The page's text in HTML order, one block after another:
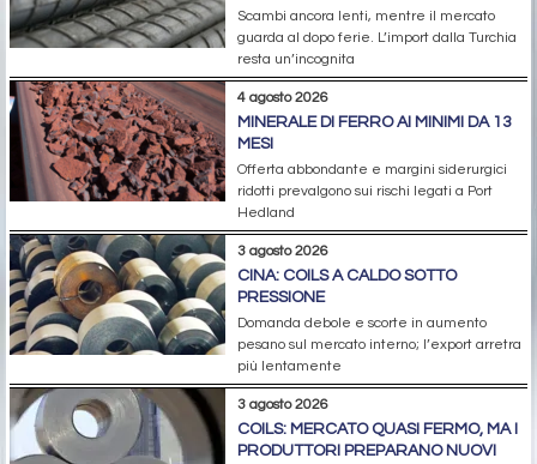
Scambi ancora lenti, mentre il mercato
guarda al dopo ferie. L’import dalla Turchia
resta un’incognita
4 agosto 2026
MINERALE DI FERRO AI MINIMI DA 13
MESI
Offerta abbondante e margini siderurgici
ridotti prevalgono sui rischi legati a Port
Hedland
3 agosto 2026
CINA: COILS A CALDO SOTTO
PRESSIONE
Domanda debole e scorte in aumento
pesano sul mercato interno; l’export arretra
più lentamente
3 agosto 2026
COILS: MERCATO QUASI FERMO, MA I
PRODUTTORI PREPARANO NUOVI